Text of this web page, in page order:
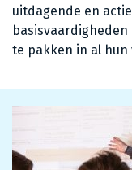
uitdagende en
te pakken in al